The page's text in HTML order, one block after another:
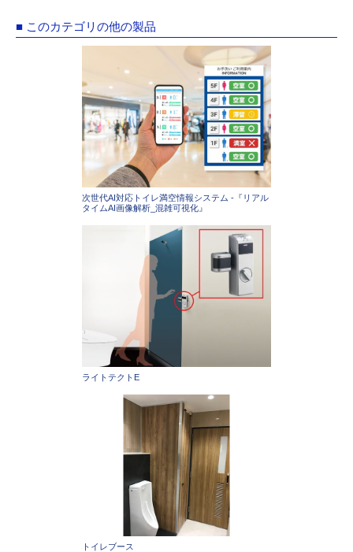
■ このカテゴリの他の製品
次世代AI対応トイレ満空情報システム -『リアル
タイムAI画像解析_混雑可視化』
ライトテクトE
トイレブース